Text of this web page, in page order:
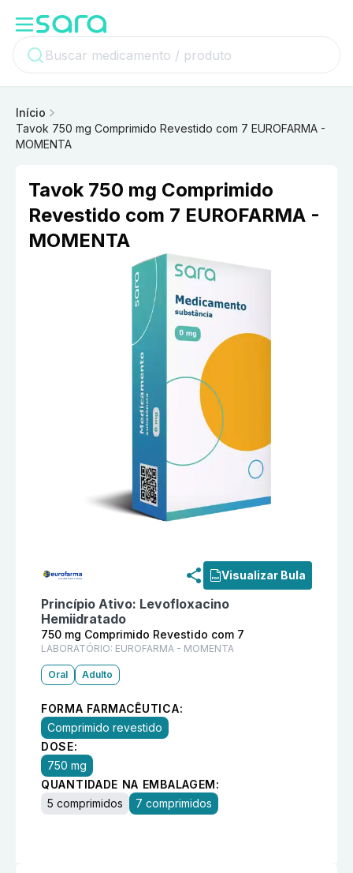
Início
Tavok 750 mg Comprimido Revestido com 7 EUROFARMA -
MOMENTA
Tavok 750 mg Comprimido
Revestido com 7 EUROFARMA -
MOMENTA
Visualizar Bula
Princípio Ativo: Levofloxacino
Hemiidratado
750 mg Comprimido Revestido com 7
LABORATÓRIO: EUROFARMA - MOMENTA
Oral Adulto
FORMA FARMACÊUTICA:
Comprimido revestido
DOSE:
750 mg
QUANTIDADE NA EMBALAGEM:
5 comprimidos
7 comprimidos